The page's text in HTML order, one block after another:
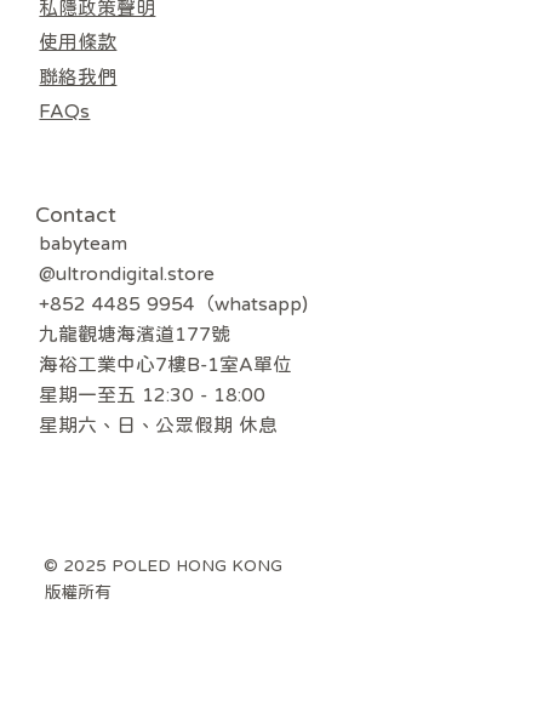
私隱政策聲明
使用條款
聯絡我們
FAQs
Contact
babyteam
@ultrondigital.store
+852 4485 9954（whatsapp)
九龍觀塘海濱道177號
海裕工業中心7樓B-1室A單位
星期一至五 12:30 - 18:00
​星期六、日、公眾假期 休息
© 2025 POLED HONG KONG
版權所有